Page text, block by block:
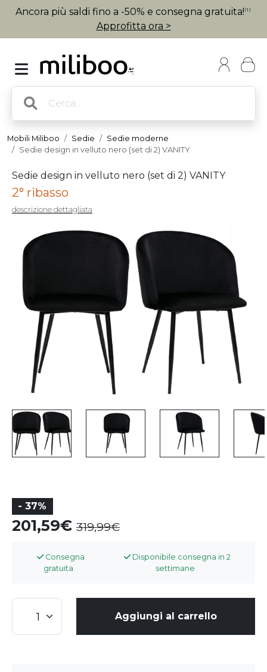
Ancora più saldi fino a -50% e consegna gratuita! (1)
Approfitta ora >
Mobili Miliboo Sedie
Sedie moderne
Sedie design in velluto nero (set di 2) VANITY
Sedie design in velluto nero (set di 2) VANITY
2° ribasso
descrizione dettagliata
- 37%
201,59 319,99
Consegna
gratuita
Disponibile consegna in 2
settimane
Aggiungi al carrello